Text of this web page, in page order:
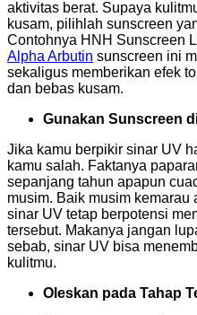
aktivitas berat. Supaya
kusam, pilihlah sunscreen
Contohnya HNH Sunscreen
Alpha Arbutin sunscreen ini
sekaligus memberikan efek
dan bebas kusam.
Gunakan Sunscreen
Jika kamu berpikir sinar UV
kamu salah. Faktanya
sepanjang tahun apapun
musim. Baik musim kemarau
sinar UV tetap berpotensi
tersebut. Makanya jangan
sebab, sinar UV bisa
kulitmu.
Oleskan pada Tahap